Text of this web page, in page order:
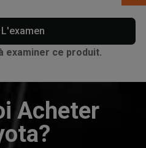
examiner ce produit.
Acheter